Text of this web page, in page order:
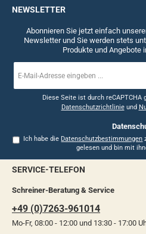
NEWSLETTER
Abonnieren Sie jetzt einfach
Newsletter und Sie werden stets
Produkte und Angebote
Mail-
Diese Seite ist durch reCAPTCHA
Datenschutzrichtlinieund
Ich habe die Datenschutzbestimmungen
gelesen und bin mit
SERVICE-TELEFON
Schreiner-Beratung & Service
+49 (0)7263-961014
Mo-Fr, 08:00 - 12:00 und 13:30 - 17:00